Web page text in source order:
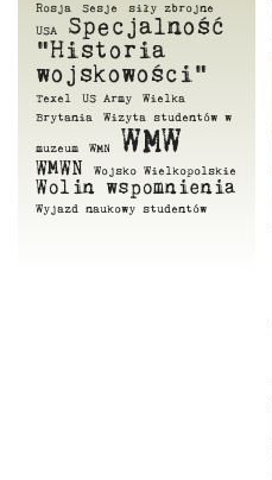
Rosja Sesje
siły zbrojne
USA
Specjalność
"Historia
wojskowości"
Texel US Army
Wielka
Brytania
Wizyta studentów w
muzeum WMN WMW
WMWN Wojsko Wielkopolskie
Wolin wspomnienia
Wyjazd naukowy studentów